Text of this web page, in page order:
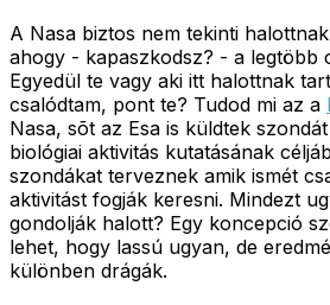
A Nasa biztos nem tekinti
ahogy - kapaszkodsz? - a legtöbb
Egyedül te vagy aki itt halottnak
csalódtam, pont te? Tudod mi az a
Nasa, sõt az Esa is küldtek
biológiai aktivitás kutatásának
szondákat terveznek amik ismét
aktivitást fogják keresni. Mindezt
gondolják halott? Egy koncepció
lehet, hogy lassú ugyan, de
különben drágák.